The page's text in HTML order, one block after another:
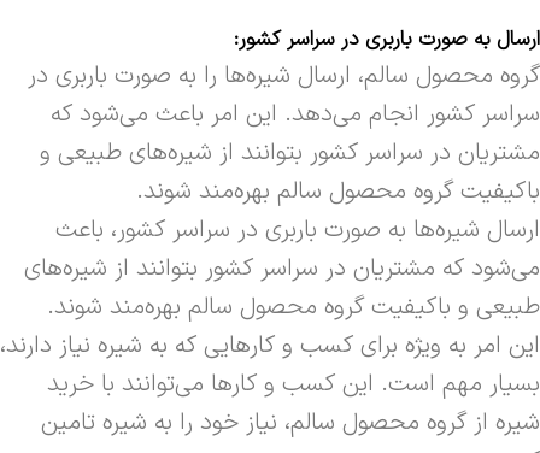
ارسال به صورت باربری در سراسر کشور:
گروه محصول سالم، ارسال شیره‌ها را به صورت باربری در
سراسر کشور انجام می‌دهد. این امر باعث می‌شود که
مشتریان در سراسر کشور بتوانند از شیره‌های طبیعی و
باکیفیت گروه محصول سالم بهره‌مند شوند.
ارسال شیره‌ها به صورت باربری در سراسر کشور، باعث
می‌شود که مشتریان در سراسر کشور بتوانند از شیره‌های
طبیعی و باکیفیت گروه محصول سالم بهره‌مند شوند.
این امر به ویژه برای کسب و کارهایی که به شیره نیاز دارند،
بسیار مهم است. این کسب و کارها می‌توانند با خرید
شیره از گروه محصول سالم، نیاز خود را به شیره تامین